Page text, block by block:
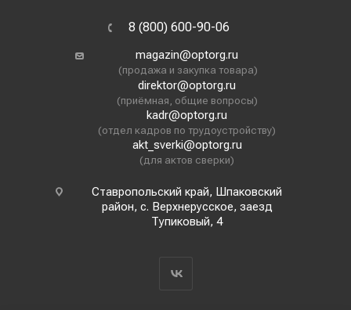
8 (800) 600-90-06
magazin@optorg.ru
(продажа и закупка товара)
direktor@optorg.ru
(приёмная, общие вопросы)
kadr@optorg.ru
(отдел кадров по трудоустройству)
akt_sverki@optorg.ru
(для актов сверки)
Ставропольский край, Шпаковский
район, с. Верхнерусское, заезд
Тупиковый, 4